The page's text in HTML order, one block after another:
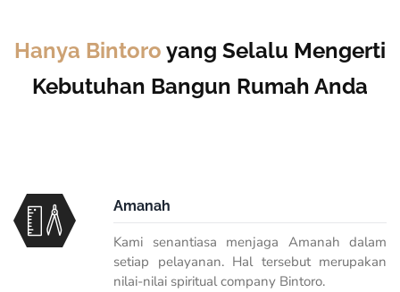
Hanya Bintoro yang Selalu Mengerti
Kebutuhan Bangun Rumah Anda
Amanah
Kami senantiasa menjaga Amanah dalam
setiap pelayanan. Hal tersebut merupakan
nilai-nilai spiritual company Bintoro.